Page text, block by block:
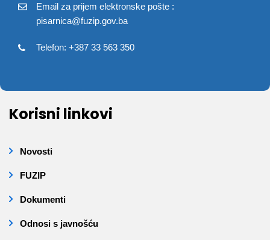
Email za prijem elektronske pošte :
pisarnica@fuzip.gov.ba
Telefon: +387 33 563 350
Korisni linkovi
Novosti
FUZIP
Dokumenti
Odnosi s javnošću